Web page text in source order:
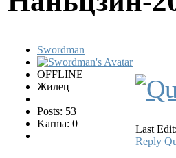
Swordman
OFFLINE
Жилец
Posts: 53
Karma: 0
Last
Reply